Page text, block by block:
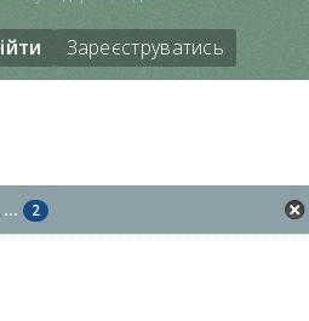
Зареєструватись
2